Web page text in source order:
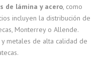
de lámina y acero, como
incluyen la distribución de
Monterrey o Allende.
metales de alta calidad de